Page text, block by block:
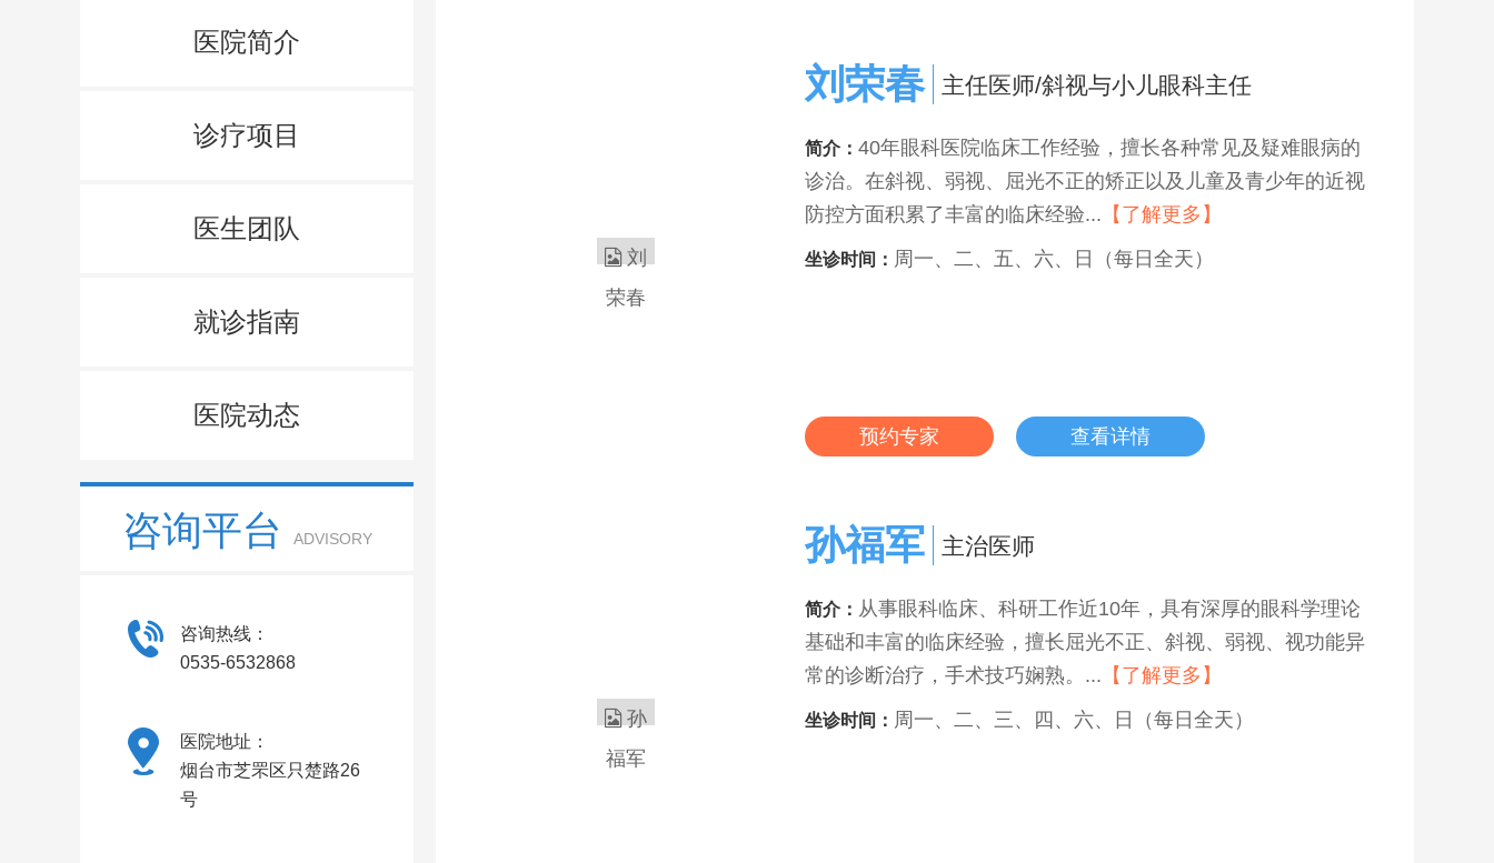
医院简介
诊疗项目
医生团队
就诊指南
医院动态
咨询平台 ADVISORY
咨询热线：
0535-6532868
医院地址：
烟台市芝罘区只楚路26
号
刘荣春 主任医师/斜视与小儿眼科主任
简介： 40年眼科医院临床工作经验，擅长各种常见及疑难眼病的
诊治。在斜视、弱视、屈光不正的矫正以及儿童及青少年的近视
防控方面积累了丰富的临床经验... 【了解更多】
坐诊时间： 周一、二、五、六、日（每日全天）
预约专家 查看详情
孙福军 主治医师
简介： 从事眼科临床、科研工作近10年，具有深厚的眼科学理论
基础和丰富的临床经验，擅长屈光不正、斜视、弱视、视功能异
常的诊断治疗，手术技巧娴熟。... 【了解更多】
坐诊时间： 周一、二、三、四、六、日（每日全天）